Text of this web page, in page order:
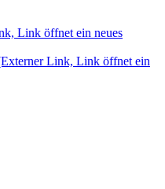
Link öffnet ein neues
Link, Link öffnet ein